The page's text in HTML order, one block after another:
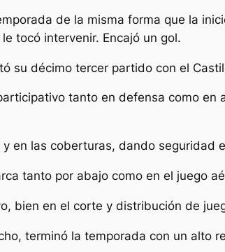
de la misma forma que la
tocó intervenir. Encajó un gol.
su décimo tercer partido con el
tanto en defensa como en
en las coberturas, dando seguridad
tanto por abajo como en el juego
bien en el corte y distribución de
terminó la temporada con un alto